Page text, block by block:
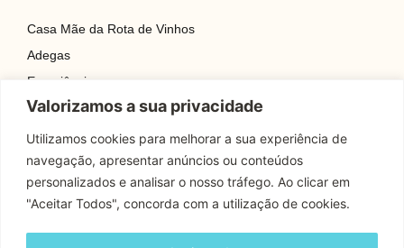
Valorizamos a sua privacidade
Utilizamos cookies para melhorar a sua experiência de
navegação, apresentar anúncios ou conteúdos
personalizados e analisar o nosso tráfego. Ao clicar em
"Aceitar Todos", concorda com a utilização de cookies.
Casa Mãe da Rota de Vinhos
Adegas
Experiências
Explore
Rotas
Contactos
Apoio Cliente